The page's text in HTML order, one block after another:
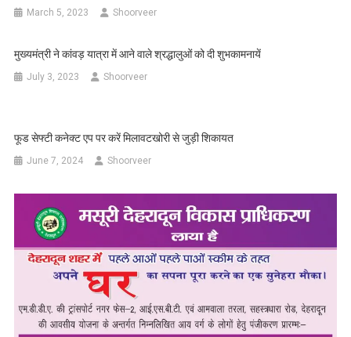
March 5, 2023 Shoorveer
मुख्यमंत्री ने कांवड़ यात्रा में आने वाले श्रद्धालुओं को दी शुभकामनायें
July 3, 2023 Shoorveer
फूड सेफ्टी कनेक्ट एप पर करें मिलावटखोरी से जुड़ी शिकायत
June 7, 2024 Shoorveer